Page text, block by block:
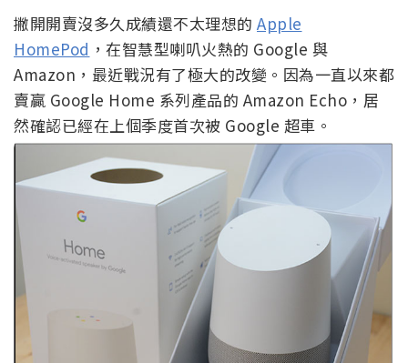
撇開開賣沒多久成績還不太理想的 Apple
HomePod ，在智慧型喇叭火熱的 Google 與
Amazon，最近戰況有了極大的改變。因為一直以來都
賣贏 Google Home 系列產品的 Amazon Echo，居
然確認已經在上個季度首次被 Google 超車。